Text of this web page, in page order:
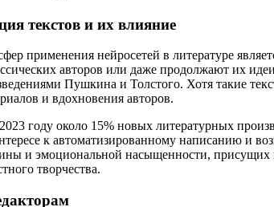
текстов и их влияние
применения нейросетей в литературе
авторов или даже продолжают их
Пушкина и Толстого. Хотя такие
и вдохновения авторов.
году около 15% новых литературных
к автоматизированному написанию и
и эмоциональной насыщенности, присущих
творчества.